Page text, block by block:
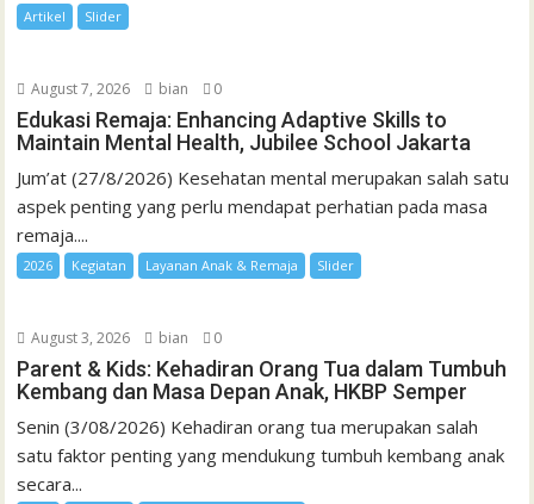
Artikel Slider
August 7, 2026 bian 0
Edukasi Remaja: Enhancing Adaptive Skills to
Maintain Mental Health, Jubilee School Jakarta
Jum’at (27/8/2026) Kesehatan mental merupakan salah satu
aspek penting yang perlu mendapat perhatian pada masa
remaja....
2026 Kegiatan Layanan Anak & Remaja Slider
August 3, 2026 bian 0
Parent & Kids: Kehadiran Orang Tua dalam Tumbuh
Kembang dan Masa Depan Anak, HKBP Semper
Senin (3/08/2026) Kehadiran orang tua merupakan salah
satu faktor penting yang mendukung tumbuh kembang anak
secara...